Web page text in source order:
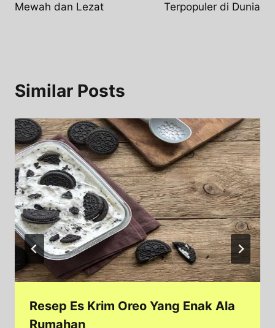
Mewah dan Lezat
Terpopuler di Dunia
Similar Posts
Resep Es Krim Oreo Yang Enak Ala
Rumahan